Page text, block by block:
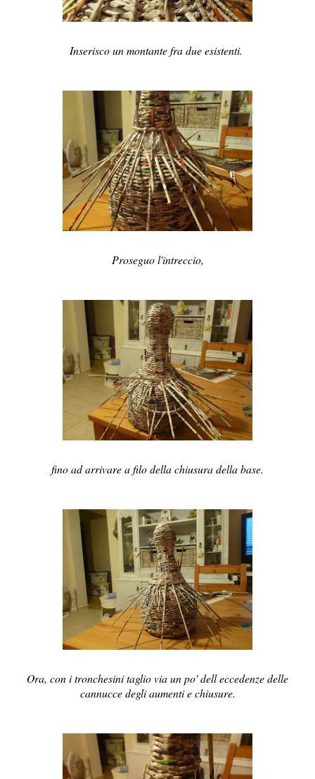
Inserisco un montante fra due esistenti.
Proseguo l'intreccio,
fino ad arrivare a filo della chiusura della base.
Ora, con i tronchesini taglio via un po' dell eccedenze delle
cannucce degli aumenti e chiusure.